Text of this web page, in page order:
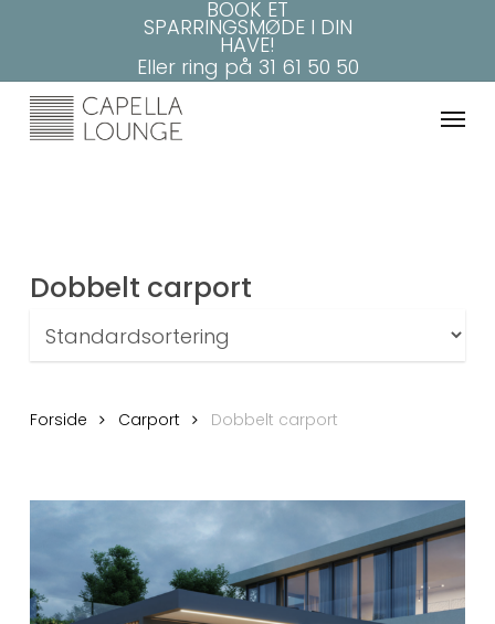
BOOK ET
SPARRINGSMØDE I DIN
HAVE!
Eller ring på 31 61 50 50
Menu
Dobbelt carport
Forside Carport Dobbelt carport